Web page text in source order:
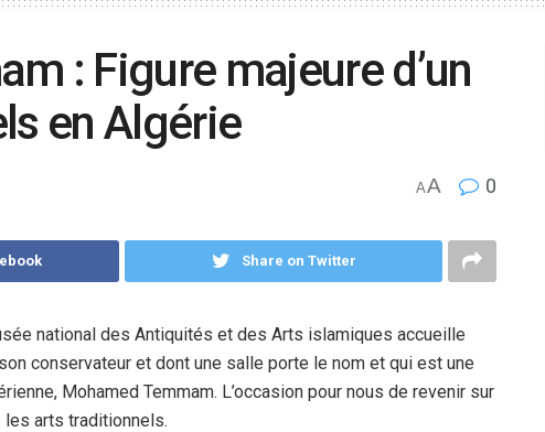
: Figure majeure d’un
en Algérie
AA 0
Share on Twitter
national des Antiquités et des Arts islamiques accueille
conservateur et dont une salle porte le nom et qui est une
Mohamed Temmam. L’occasion pour nous de revenir sur
arts traditionnels.